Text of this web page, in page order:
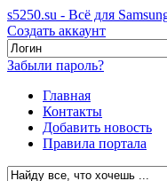
s5250.su - Всё для
Создать аккаунт
Забыли пароль?
Главная
Контакты
Добавить новость
Правила портала